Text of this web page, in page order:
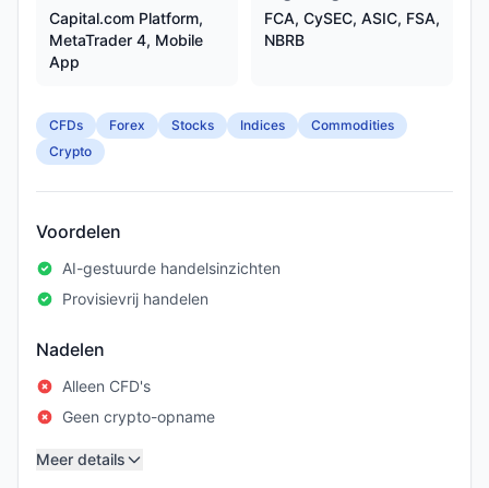
Capital.com Platform,
MetaTrader 4, Mobile
App
FCA, CySEC, ASIC, FSA,
NBRB
CFDs Forex Stocks Indices
Commodities
Crypto
Voordelen
AI-gestuurde handelsinzichten
Provisievrij handelen
Nadelen
Alleen CFD's
Geen crypto-opname
Meer details